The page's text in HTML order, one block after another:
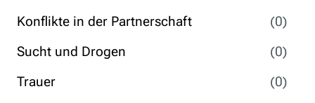
Konflikte in der Partnerschaft
(0)
Sucht und Drogen
(0)
Trauer
(0)